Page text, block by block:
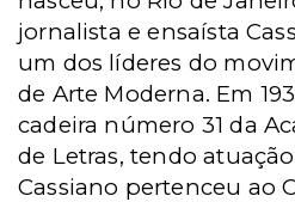
jornalista e ensaísta
um dos líderes do
de Arte Moderna. Em
cadeira número 31 da
de Letras, tendo
Cassiano pertenceu ao